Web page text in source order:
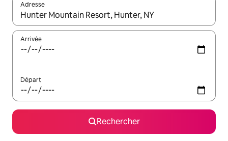
Adresse
Lorsque les résultats s'affichent, utilisez les flèches vers le
Arrivée
Départ
Rechercher